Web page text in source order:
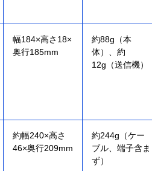
幅184×高さ18×
奥行185mm
約88g（本
体）、約
12g（送信機）
約幅240×高さ
46×奥行209mm
約244g（ケー
ブル、端子含ま
ず）